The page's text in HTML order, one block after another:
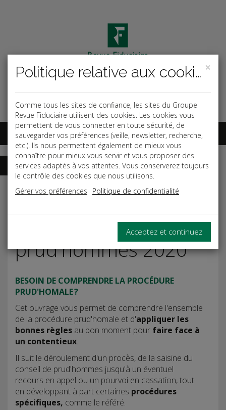
Code ouvrage OK
Espace abonnés
Accueil Guides Procès aux prud'hommes
prud'hommes 2020
BESOIN DE COMPRENDRE LA PROCÉDURE
PRUD'HOMALE ?
Cet ouvrage vous permet de comprendre l'ensemble
de la procédure prud'homale et d'appliquer les
bonnes règles au bon moment pour faire face à
un contentieux.
Il suit le déroulement d'un procès, de la saisine du
conseil de prud'hommes jusqu'à un éventuel
recours en appel ou un pourvoi en cassation, tout
en développant à part certaines procédures
spécifiques, comme le référé.
×
Politique relative aux cookies
Comme tous les sites de confiance, les sites du Groupe
Revue Fiduciaire utilisent des cookies. Les cookies vous
permettent de vous connecter en toute sécurité, de
sauvegarder vos préférences (veille, newsletter, recherche,
etc.). Ils nous permettent également de mieux vous
connaître pour mieux vous servir et vous proposer des
services adaptés à vos attentes. Vous conserverez toujours
le contrôle des cookies que nous utilisons.
Gérer vos préférences
Politique de confidentialité
Acceptez et continuez